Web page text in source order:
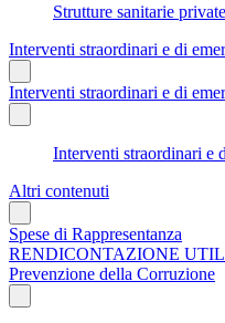
Strutture sanitarie
Interventi straordinari e di
Interventi straordinari e di
Interventi straordinari e
Altri contenuti
Spese di Rappresentanza
RENDICONTAZIONE
Prevenzione della Corruzione